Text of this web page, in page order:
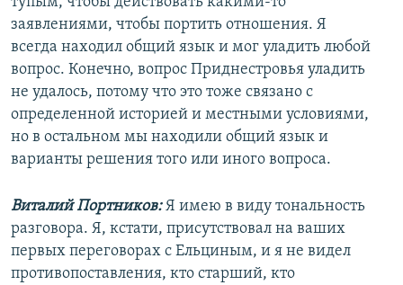
заявлениями, чтобы портить отношения. Я
всегда находил общий язык и мог уладить любой
вопрос. Конечно, вопрос Приднестровья уладить
не удалось, потому что это тоже связано с
определенной историей и местными условиями,
но в остальном мы находили общий язык и
варианты решения того или иного вопроса.
Виталий Портников:Я имею в виду тональность
разговора. Я, кстати, присутствовал на ваших
первых переговорах с Ельциным, и я не видел
противопоставления, кто старший, кто